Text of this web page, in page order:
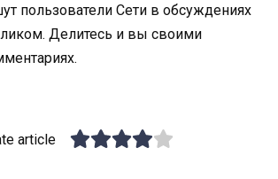
пользователи Сети в обсуждениях
Делитесь и вы своими
article